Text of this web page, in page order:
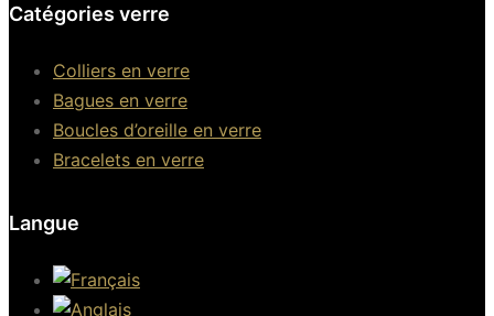
Catégories verre
Colliers en verre
Bagues en verre
Boucles d’oreille en verre
Bracelets en verre
Langue